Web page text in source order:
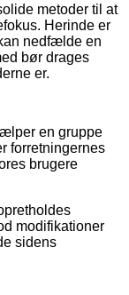
metoder til at
Herinde er
nedfælde en
bør drages
er.
en gruppe
forretningernes
brugere
modifikationer
sidens